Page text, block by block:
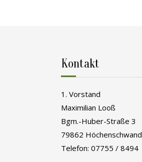
Kontakt
1. Vorstand
Maximilian Looß
Bgm.-Huber-Straße 3
79862 Höchenschwand
Telefon: 07755 / 8494